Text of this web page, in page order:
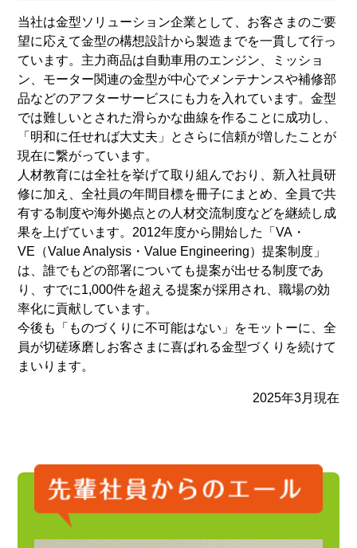
当社は金型ソリューション企業として、お客さまのご要
望に応えて金型の構想設計から製造までを一貫して行っ
ています。主力商品は自動車用のエンジン、ミッショ
ン、モーター関連の金型が中心でメンテナンスや補修部
品などのアフターサービスにも力を入れています。金型
では難しいとされた滑らかな曲線を作ることに成功し、
「明和に任せれば大丈夫」とさらに信頼が増したことが
現在に繋がっています。
人材教育には全社を挙げて取り組んでおり、新入社員研
修に加え、全社員の年間目標を冊子にまとめ、全員で共
有する制度や海外拠点との人材交流制度などを継続し成
果を上げています。2012年度から開始した「VA・
VE（Value Analysis・Value Engineering）提案制度」
は、誰でもどの部署についても提案が出せる制度であ
り、すでに1,000件を超える提案が採用され、職場の効
率化に貢献しています。
今後も「ものづくりに不可能はない」をモットーに、全
員が切磋琢磨しお客さまに喜ばれる金型づくりを続けて
まいります。
2025年3月現在